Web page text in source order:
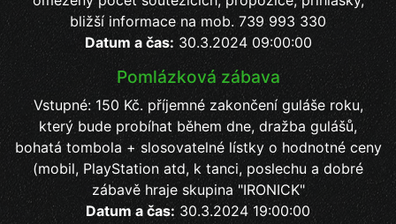
bližší informace na mob. 739 993 330
Datum a čas: 30.3.2024 09:00:00
Pomlázková zábava
Vstupné: 150 Kč. příjemné zakončení guláše roku,
který bude probíhat během dne, dražba gulášů,
bohatá tombola + slosovatelné lístky o hodnotné ceny
(mobil, PlayStation atd, k tanci, poslechu a dobré
zábavě hraje skupina "IRONICK"
Datum a čas: 30.3.2024 19:00:00